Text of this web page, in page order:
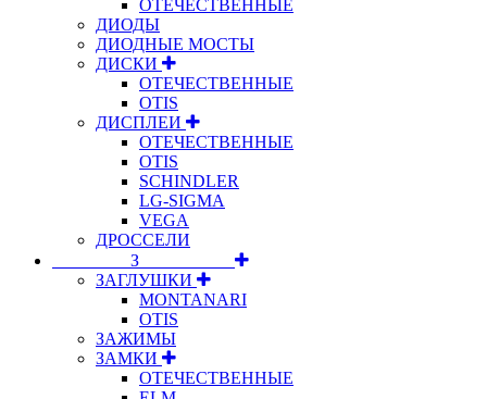
ОТЕЧЕСТВЕННЫЕ
ДИОДЫ
ДИОДНЫЕ МОСТЫ
ДИСКИ
ОТЕЧЕСТВЕННЫЕ
OTIS
ДИСПЛЕИ
ОТЕЧЕСТВЕННЫЕ
OTIS
SCHINDLER
LG-SIGMA
VEGA
ДРОССЕЛИ
⠀⠀⠀⠀⠀⠀З⠀⠀⠀⠀⠀⠀⠀
ЗАГЛУШКИ
MONTANARI
OTIS
ЗАЖИМЫ
ЗАМКИ
ОТЕЧЕСТВЕННЫЕ